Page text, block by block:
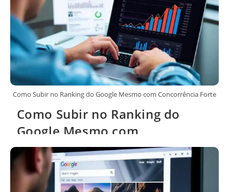
Como Subir no Ranking do Google Mesmo com Concorrência Forte
Como Subir no Ranking do
Google Mesmo com
Concorrência Forte